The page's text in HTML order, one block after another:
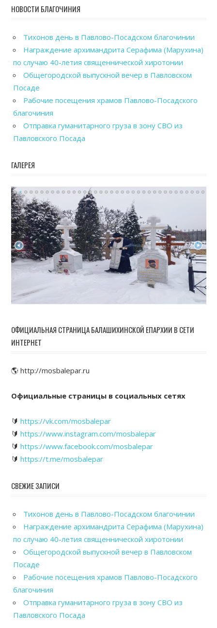
НОВОСТИ БЛАГОЧИНИЯ
Тихонов день в Павлово-Посадском благочинии
Награждение архимандрита Серафима (Марухина)
по случаю 40-летия священнической хиротонии
Общегородской выпускной вечер в Павловском
Посаде
Рабочие посещения храмов Павлово-Посадского
благочиния
Отправка гуманитарного груза в зону СВО из
Павловского Посада
ГАЛЕРЕЯ
ОФИЦИАЛЬНАЯ СТРАНИЦА БАЛАШИХИНСКОЙ ЕПАРХИИ В СЕТИ
ИНТЕРНЕТ
🌎 http://mosbalepar.ru
Официальные страницы в социальных сетях
🔰 https://vk.com/mosbalepar
🔰 https://www.instagram.com/mosbalepar
🔰 https://www.facebook.com/mosbalepar
🔰 https://t.me/mosbalepar
СВЕЖИЕ ЗАПИСИ
Тихонов день в Павлово-Посадском благочинии
Награждение архимандрита Серафима (Марухина)
по случаю 40-летия священнической хиротонии
Общегородской выпускной вечер в Павловском
Посаде
Рабочие посещения храмов Павлово-Посадского
благочиния
Отправка гуманитарного груза в зону СВО из
Павловского Посада